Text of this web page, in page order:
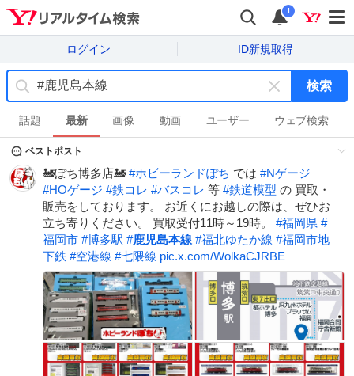
i
ログイン ID新規取得
キ
ー
ワ
ド
を
消
す
検索
話題 最新 画像 動画 ユーザー ウェブ検索
ベストポスト
🚂ぽち博多店🚂 #ホビーランドぽち では #Nゲージ
#HOゲージ #鉄コレ #バスコレ 等 #鉄道模型 の 買取・
販売をしております。 お近くにお越しの際は、ぜひお
立ち寄りください。 買取受付11時～19時。 #福岡県 #
福岡市 #博多駅 #鹿児島本線 #福北ゆたか線 #福岡市地
下鉄 #空港線 #七隈線 pic.x.com/WolkaCJRBE